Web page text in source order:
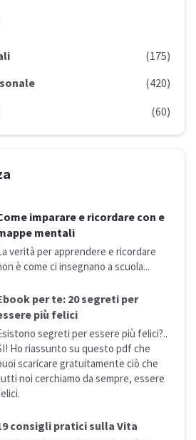
(175)
(420)
(60)
imparare e ricordare con e
mentali
verità per apprendere e ricordare
è come ci insegnano a scuola...
per te: 20 segreti per
più felici
segreti per essere più felici?..
Ho riassunto su questo pdf che
scaricare gratuitamente ciò che
noi cerchiamo da sempre, essere
consigli pratici sulla Vita